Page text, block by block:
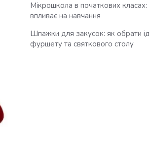
Мікрошкола в початкових
впливає на навчання
Шпажки для закусок: як обрати
фуршету та святкового столу